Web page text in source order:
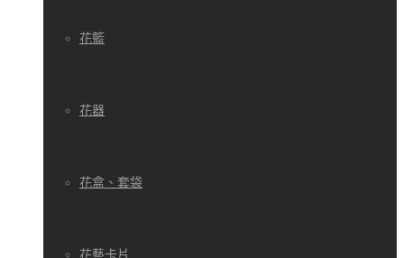
花籃
花器
花盒、套袋
花藝卡片